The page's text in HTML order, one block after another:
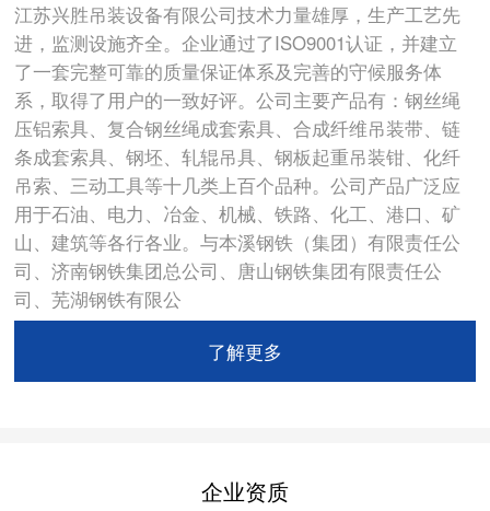
江苏兴胜吊装设备有限公司技术力量雄厚，生产工艺先
进，监测设施齐全。企业通过了ISO9001认证，并建立
了一套完整可靠的质量保证体系及完善的守候服务体
系，取得了用户的一致好评。公司主要产品有：钢丝绳
压铝索具、复合钢丝绳成套索具、合成纤维吊装带、链
条成套索具、钢坯、轧辊吊具、钢板起重吊装钳、化纤
吊索、三动工具等十几类上百个品种。公司产品广泛应
用于石油、电力、冶金、机械、铁路、化工、港口、矿
山、建筑等各行各业。与本溪钢铁（集团）有限责任公
司、济南钢铁集团总公司、唐山钢铁集团有限责任公
司、芜湖钢铁有限公
了解更多
企业资质